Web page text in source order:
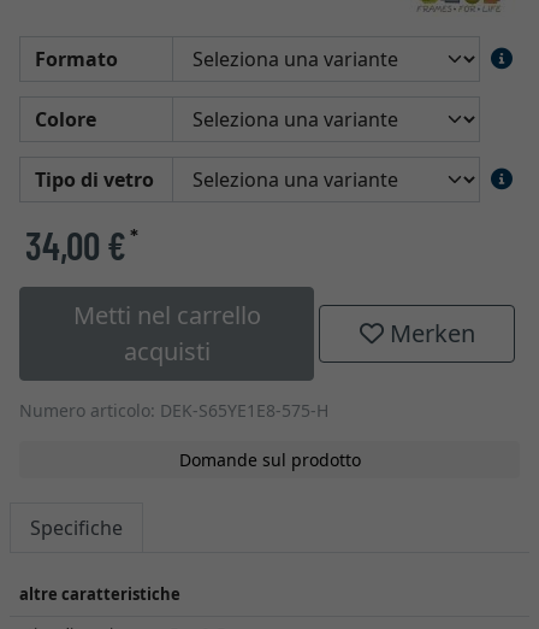
Formato
Colore
Tipo di vetro
34,00 €*
Metti nel carrello
acquisti
Merken
Numero articolo: DEK-S65YE1E8-575-H
Domande sul prodotto
Specifiche
altre caratteristiche